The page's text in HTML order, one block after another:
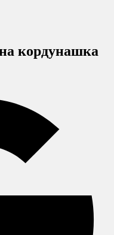
кордунашка